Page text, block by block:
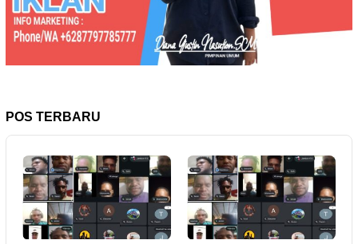
POS TERBARU